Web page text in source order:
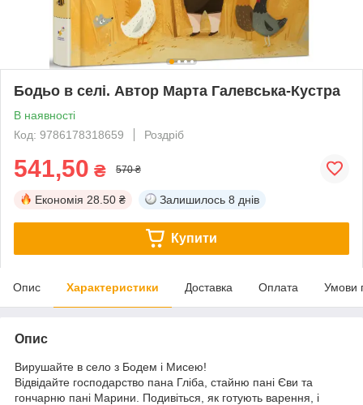
Бодьо в селі. Автор Марта Галевська-Кустра
В наявності
Код: 9786178318659
Роздріб
541,50 ₴ 570 ₴
Економія 28.50 ₴ Залишилось 8 днів
Купити
Опис Характеристики Доставка Оплата Умови
Опис
Вирушайте в село з Бодем i Мисею!
Вiдвiдайте господарство пана Глiба, стайню панi Єви та
гончарню панi Марини. Подивiться, як готують варення, i